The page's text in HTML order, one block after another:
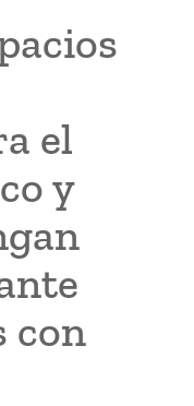
el
y
con